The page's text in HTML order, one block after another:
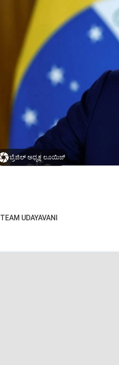
ಬ್ರೆಜಿಲ್‌ ಅಧ್ಯಕ್ಷ ಲೂಯಿಜ್‌
TEAM UDAYAVANI